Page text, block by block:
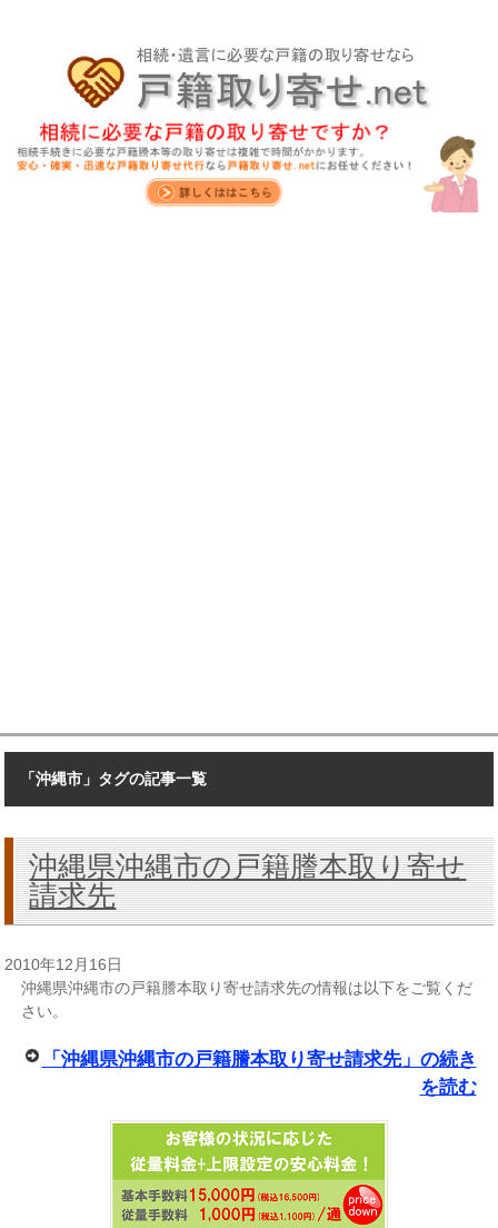
「沖縄市」タグの記事一覧
沖縄県沖縄市の戸籍謄本取り寄せ
請求先
2010年12月16日
沖縄県沖縄市の戸籍謄本取り寄せ請求先の情報は以下をご覧くだ
さい。
「沖縄県沖縄市の戸籍謄本取り寄せ請求先」の続き
を読む